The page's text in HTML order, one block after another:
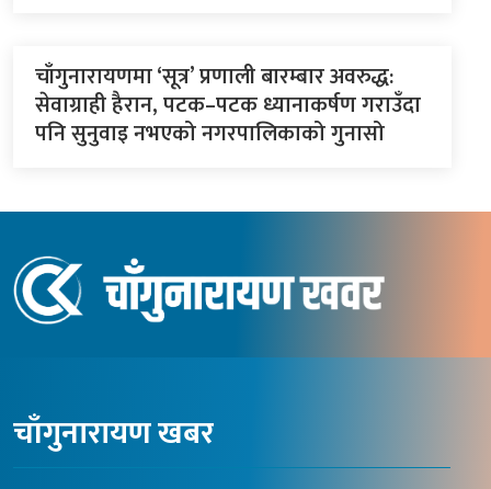
चाँगुनारायणमा ‘सूत्र’ प्रणाली बारम्बार अवरुद्ध:
सेवाग्राही हैरान, पटक–पटक ध्यानाकर्षण गराउँदा
पनि सुनुवाइ नभएको नगरपालिकाको गुनासो
चाँगुनारायण खबर